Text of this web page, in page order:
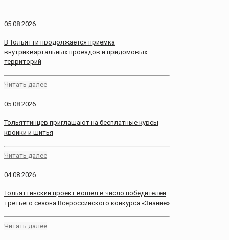
05.08.2026
В Тольятти продолжается приемка
внутриквартальных проездов и придомовых
территорий
Читать далее
05.08.2026
Тольяттинцев приглашают на бесплатные курсы
кройки и шитья
Читать далее
04.08.2026
Тольяттинский проект вошёл в число победителей
третьего сезона Всероссийского конкурса «Знание»
Читать далее